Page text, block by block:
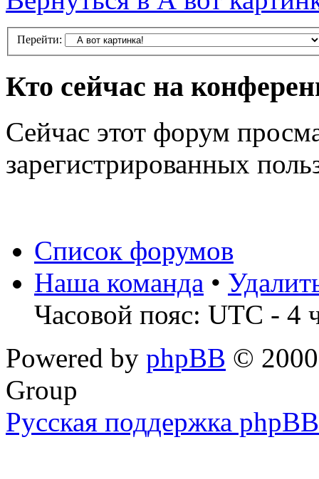
Перейти:
Кто сейчас на
Сейчас этот форум
зарегистрированных
Список форумов
Наша команда •
Часовой пояс: UTC - 4
Powered by phpBB ©
Group
Русская поддержка phpBB